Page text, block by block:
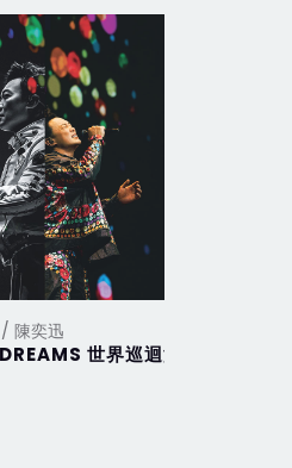
陳奕迅
世界巡迴演